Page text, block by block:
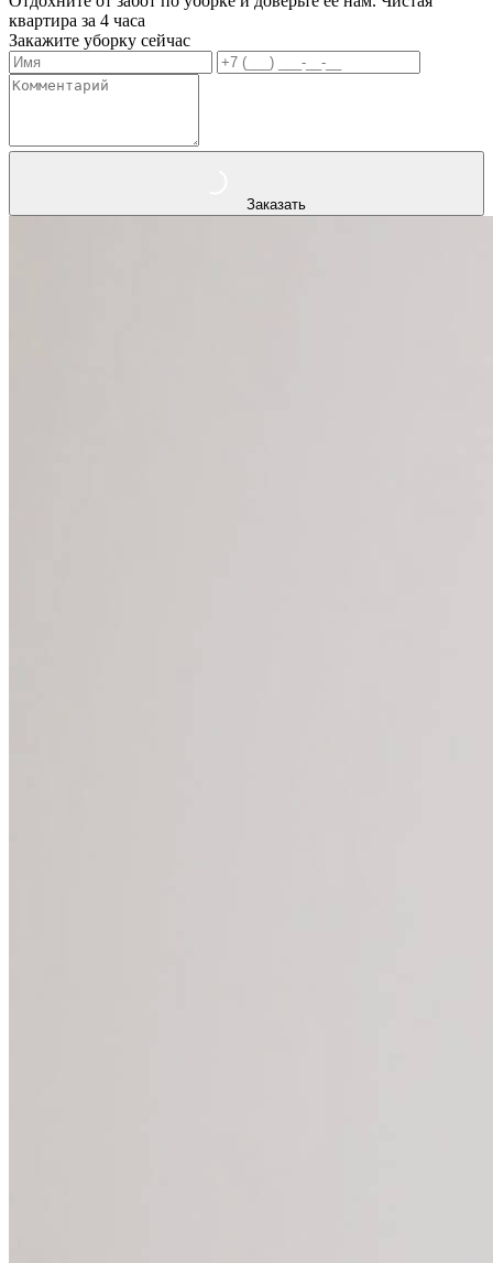
квартира за 4 часа
Закажите уборку сейчас
Заказать